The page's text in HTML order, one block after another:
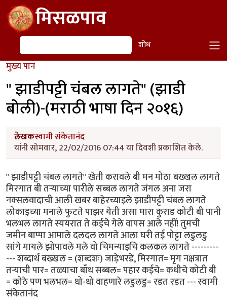
Skip to main contentमिसळपाव
शोध शोध
मुख्य पान
" झाडीपट्टी चंबल लागते" (झाडी
बोली)-(मराठी भाषा दिन २०१६)
लेखकस्वामी संकेतानंद
यांनी सोमवार, 22/02/2016 07:44 या दिवशी प्रकाशित केले.
" झाडीपट्टी चंबल लागते" खेती करावले बी मन मोठा बख्खल लागते
मिरगात बी तऱ्याच्या पारीले सब्बल लागते जंगल अना जरा
नक्सलवादाची आली खबर बाहेरच्याइले झाडीपट्टी चंबल लागते
लोकाइच्या मनाले फुटते पाझर येती असा मारा कुराड कोटी बी पानी
भलभल लागते स्ययरात ते कईचेे गेले वापस आले नहीं! तुमची
जमीन बाप्पा आमाले दलदल लागते आला घरी तई पोट्टा लडुलडु
सांगे मायले झोपावले मले वो चिमन्याइचि कलकल लागते ---------
--- शब्दार्थ बख्खल = (शब्दशः) जाड़ेभरडे, मिरगात= मृग नक्षत्रात
तऱ्याची पार= तळ्याचा बाँध सब्बल= पहार कईचे= कधीचे कोटी बी
= कोठे पण भलभल= धो-धो वाहणारे लडुलडु= रडत रडत --- स्वामी
संकेतानंद